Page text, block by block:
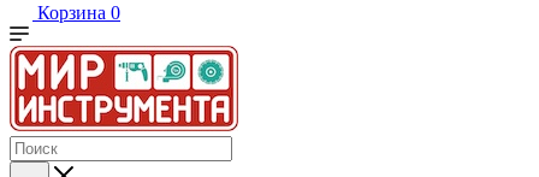
Корзина 0